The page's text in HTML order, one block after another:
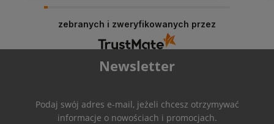
zebranych i zweryfikowanych przez
Newsletter
Podaj swój adres e-mail, jeżeli chcesz otrzymywać
informacje o nowościach i promocjach.